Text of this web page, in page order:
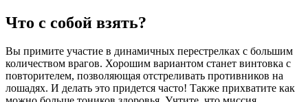
Что с собой взять?
Вы примите участие в динамичных перестрелках с большим
количеством врагов. Хорошим вариантом станет винтовка с
повторителем, позволяющая отстреливать противников на
лошадях. И делать это придется часто! Также прихватите как